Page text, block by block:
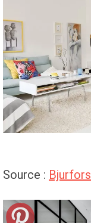
Source : Bjurfors